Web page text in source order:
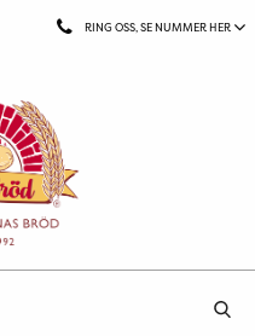
RING OSS, SE NUMMER HER